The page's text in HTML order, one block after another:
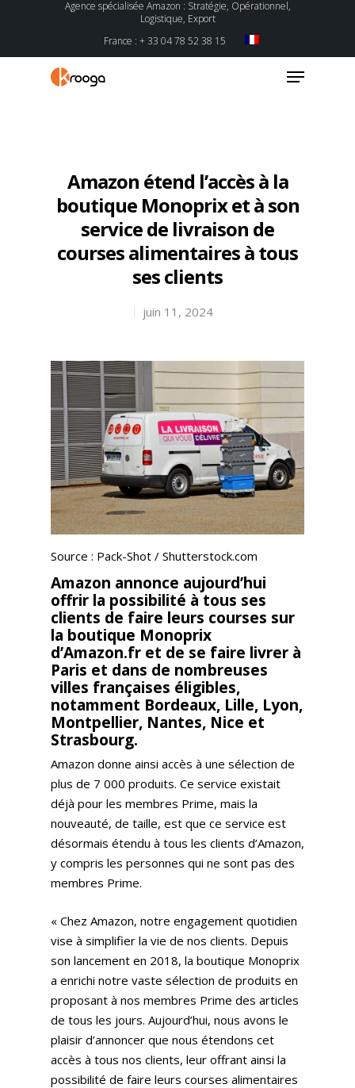
Agence spécialisée Amazon : Stratégie, Opérationnel,
Logistique, Export
France : + 33 04 78 52 38 15
Amazon étend l’accès à la
boutique Monoprix et à son
service de livraison de
courses alimentaires à tous
ses clients
juin 11, 2024
Source : Pack-Shot / Shutterstock.com
Amazon annonce aujourd’hui
offrir la possibilité à tous ses
clients de faire leurs courses sur
la boutique Monoprix
d’Amazon.fr et de se faire livrer à
Paris et dans de nombreuses
villes françaises éligibles,
notamment Bordeaux, Lille, Lyon,
Montpellier, Nantes, Nice et
Strasbourg.
Amazon donne ainsi accès à une sélection de
plus de 7 000 produits. Ce service existait
déjà pour les membres Prime, mais la
nouveauté, de taille, est que ce service est
désormais étendu à tous les clients d’Amazon,
y compris les personnes qui ne sont pas des
membres Prime.
« Chez Amazon, notre engagement quotidien
vise à simplifier la vie de nos clients. Depuis
son lancement en 2018, la boutique Monoprix
a enrichi notre vaste sélection de produits en
proposant à nos membres Prime des articles
de tous les jours. Aujourd’hui, nous avons le
plaisir d’annoncer que nous étendons cet
accès à tous nos clients, leur offrant ainsi la
possibilité de faire leurs courses alimentaires